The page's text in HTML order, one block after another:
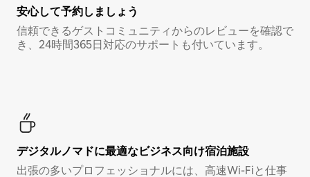
安心して予約しましょう
信頼できるゲストコミュニティからのレビューを確認で
き、24時間365日対応のサポートも付いています。
デジタルノマド⁠に最⁠適⁠なビ⁠ジ⁠ネ⁠ス⁠向⁠け宿⁠泊⁠施⁠設
出張の多いプロフェッショナルには、高速Wi-Fiと仕事